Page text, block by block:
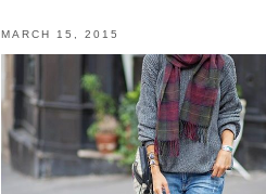
MARCH 15, 2015